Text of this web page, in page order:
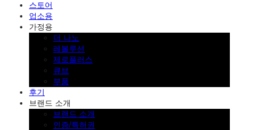
스토어
업소용
가정용
더 나노
레볼루션
제로플러스
큐브
부품
후기
브랜드 소개
브랜드 소개
인증/특허권